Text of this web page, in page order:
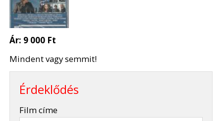
Ár: 9 000 Ft
Mindent vagy semmit!
Érdeklődés
Film címe